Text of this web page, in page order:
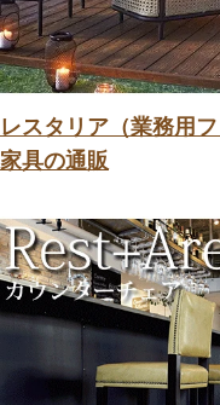
レスタリア（業務用
家具の通販